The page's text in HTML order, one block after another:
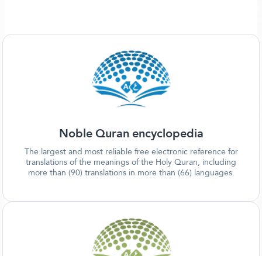
Noble Quran encyclopedia
The largest and most reliable free electronic reference for
translations of the meanings of the Holy Quran, including
more than (90) translations in more than (66) languages.